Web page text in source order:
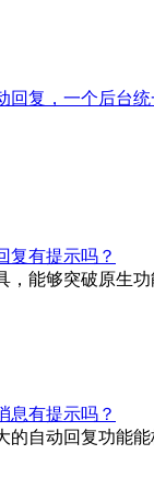
回复，一个后台统
复有提示吗？
能够突破原生
息有提示吗？
自动回复功能能